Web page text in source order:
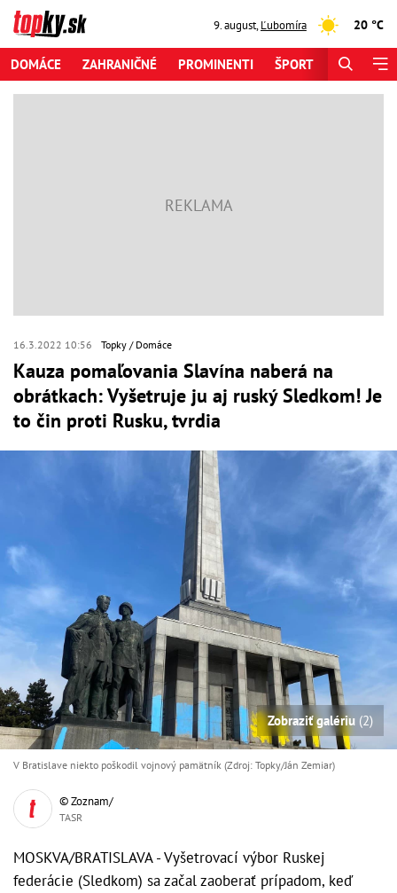
9. august,Ľubomíra 20 °C
DOMÁCE ZAHRANIČNÉ PROMINENTI ŠPORT
16.3.2022 10:56 Topky Domáce
Kauza pomaľovania Slavína naberá na
obrátkach: Vyšetruje ju aj ruský Sledkom! Je
to čin proti Rusku, tvrdia
Zobraziť galériu (2)
V Bratislave niekto poškodil vojnový pamätník (Zdroj: Topky/Ján Zemiar)
© Zoznam/
TASR
MOSKVA/BRATISLAVA - Vyšetrovací výbor Ruskej
federácie (Sledkom) sa začal zaoberať prípadom, keď